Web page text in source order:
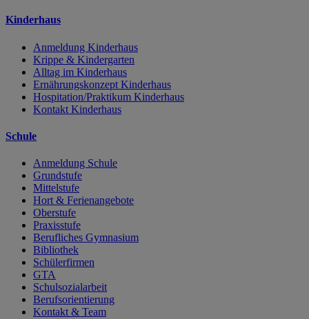
Kinderhaus
Anmeldung Kinderhaus
Krippe & Kindergarten
Alltag im Kinderhaus
Ernährungskonzept Kinderhaus
Hospitation/Praktikum Kinderhaus
Kontakt Kinderhaus
Schule
Anmeldung Schule
Grundstufe
Mittelstufe
Hort & Ferienangebote
Oberstufe
Praxisstufe
Berufliches Gymnasium
Bibliothek
Schülerfirmen
GTA
Schulsozialarbeit
Berufsorientierung
Kontakt & Team